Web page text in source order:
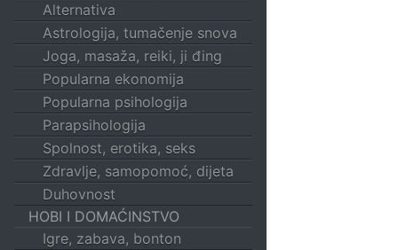
Alternativa
Astrologija, tumačenje snova
Joga, masaža, reiki, ji đing
Popularna ekonomija
Popularna psihologija
Parapsihologija
Spolnost, erotika, seks
Zdravlje, samopomoć, dijeta
Duhovnost
HOBI I DOMAĆINSTVO
Igre, zabava, bonton